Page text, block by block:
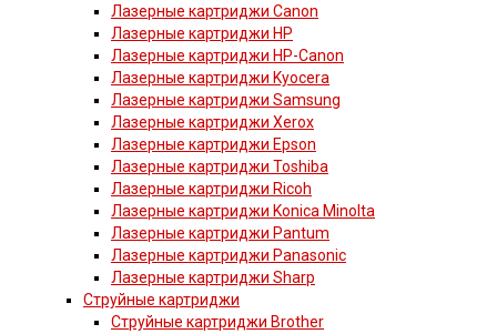
Лазерные картриджи Canon
Лазерные картриджи HP
Лазерные картриджи HP-Canon
Лазерные картриджи Kyocera
Лазерные картриджи Samsung
Лазерные картриджи Xerox
Лазерные картриджи Epson
Лазерные картриджи Toshiba
Лазерные картриджи Ricoh
Лазерные картриджи Konica Minolta
Лазерные картриджи Pantum
Лазерные картриджи Panasonic
Лазерные картриджи Sharp
Струйные картриджи
Струйные картриджи Brother